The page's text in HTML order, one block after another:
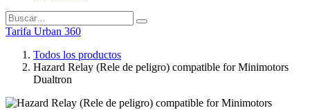
Tarifa Urban 360
Todos los productos
Hazard Relay (Rele de peligro) compatible for Minimotors
Dualtron